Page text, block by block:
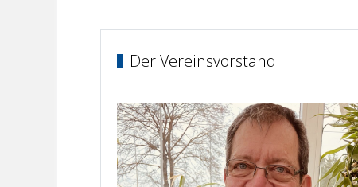
Der Vereinsvorstand